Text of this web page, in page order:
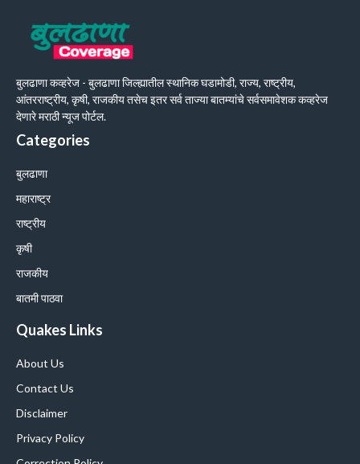
बुलढाणा कव्हरेज - बुलढाणा जिल्ह्यातील स्थानिक घडामोडी, राज्य, राष्ट्रीय,
आंतरराष्ट्रीय, कृषी, राजकीय तसेच इतर सर्व ताज्या बातम्यांचे सर्वसमावेशक कव्हरेज
देणारे मराठी न्यूज पोर्टल.
Categories
बुलढाणा
महाराष्ट्र
राष्ट्रीय
कृषी
राजकीय
बातमी पाठवा
Quakes Links
About Us
Contact Us
Disclaimer
Privacy Policy